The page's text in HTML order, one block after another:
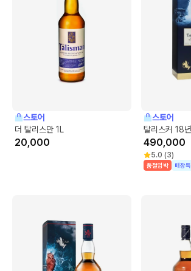
스토어
더 탈리스만 1L
20,000
스토어
탈리스커 18
490,000
5.0 (3)
품절임박 매장